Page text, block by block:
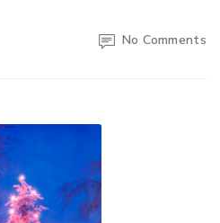
No Comments